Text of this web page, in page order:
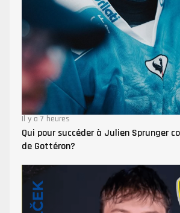
Il y a 7 heures
Qui pour succéder à Julien Sprunger
de Gottéron?